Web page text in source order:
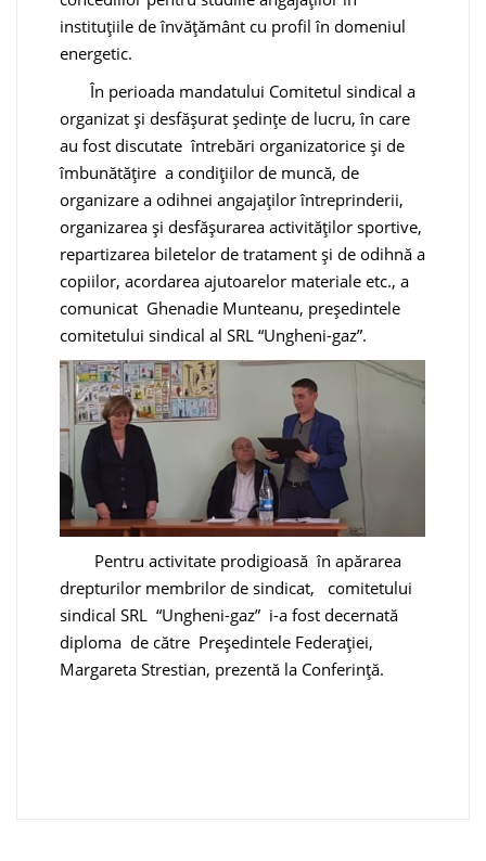
instituțiile de învățământ cu profil în domeniul
energetic.
În perioada mandatului Comitetul sindical a
organizat și desfășurat ședințe de lucru, în care
au fost discutate întrebări organizatorice şi de
îmbunătățire a condițiilor de muncă, de
organizare a odihnei angajaților întreprinderii,
organizarea și desfășurarea activităților sportive,
repartizarea biletelor de tratament şi de odihnă a
copiilor, acordarea ajutoarelor materiale etc., a
comunicat Ghenadie Munteanu, președintele
comitetului sindical al SRL “Ungheni-gaz”.
Pentru activitate prodigioasă în apărarea
drepturilor membrilor de sindicat, comitetului
sindical SRL “Ungheni-gaz” i-a fost decernată
diploma de către Președintele Federației,
Margareta Strestian, prezentă la Conferință.